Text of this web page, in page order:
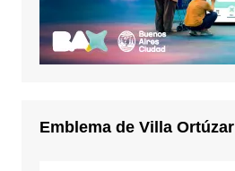
Emblema de Villa Ortúzar